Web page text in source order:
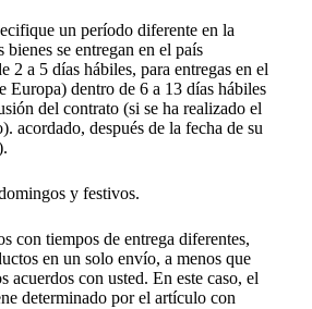
un período diferente en la
bienes se entregan en el país
2 a 5 días hábiles, para entregas en el
Europa) dentro de 6 a 13 días hábiles
del contrato (si se ha realizado el
acordado, después de la fecha de su
y festivos.
con tiempos de entrega diferentes,
en un solo envío, a menos que
acuerdos con usted. En este caso, el
determinado por el artículo con